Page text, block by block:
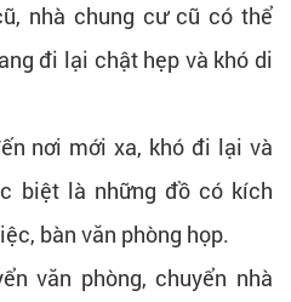
nhà chung cư cũ có thể
đi lại chật hẹp và khó di
nơi mới xa, khó đi lại và
biệt là những đồ có kích
bàn văn phòng họp.
văn phòng, chuyển nhà